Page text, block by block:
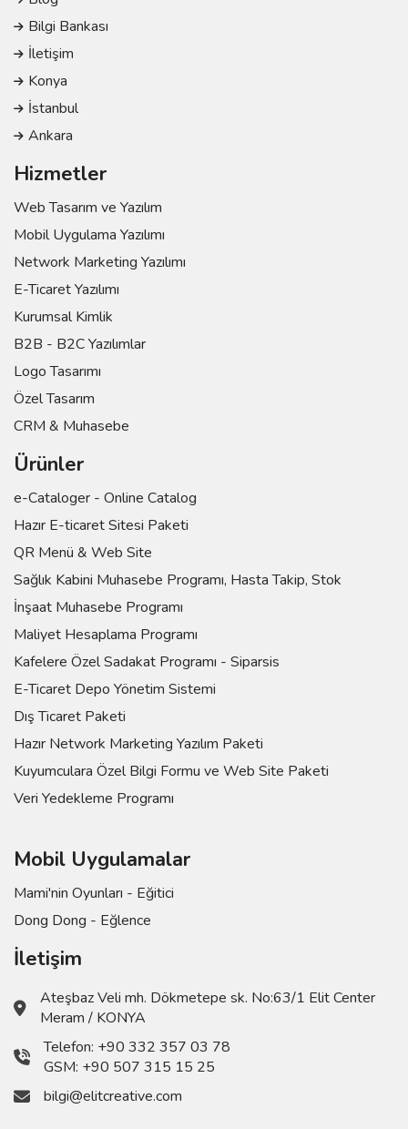
Bilgi Bankası
İletişim
Konya
İstanbul
Ankara
Hizmetler
Web Tasarım ve Yazılım
Mobil Uygulama Yazılımı
Network Marketing Yazılımı
E-Ticaret Yazılımı
Kurumsal Kimlik
B2B - B2C Yazılımlar
Logo Tasarımı
Özel Tasarım
CRM & Muhasebe
Ürünler
e-Cataloger - Online Catalog
Hazır E-ticaret Sitesi Paketi
QR Menü & Web Site
Sağlık Kabini Muhasebe Programı, Hasta Takip, Stok
İnşaat Muhasebe Programı
Maliyet Hesaplama Programı
Kafelere Özel Sadakat Programı - Siparsis
E-Ticaret Depo Yönetim Sistemi
Dış Ticaret Paketi
Hazır Network Marketing Yazılım Paketi
Kuyumculara Özel Bilgi Formu ve Web Site Paketi
Veri Yedekleme Programı
Mobil Uygulamalar
Mami'nin Oyunları - Eğitici
Dong Dong - Eğlence
İletişim
Ateşbaz Veli mh. Dökmetepe sk. No:63/1 Elit Center
Meram / KONYA
Telefon: +90 332 357 03 78
GSM: +90 507 315 15 25
bilgi@elitcreative.com